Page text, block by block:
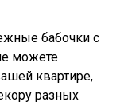
бабочки с
можете
квартире,
разных